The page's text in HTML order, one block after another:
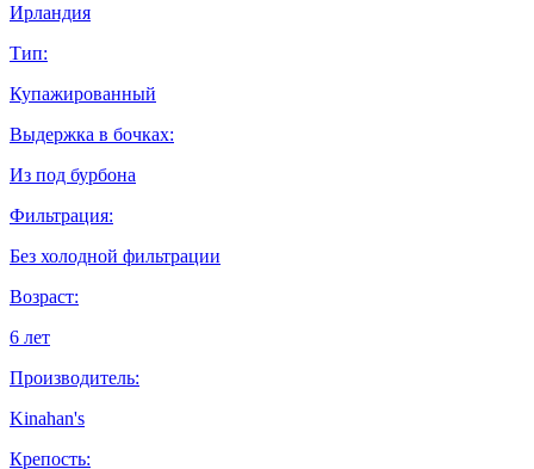
Ирландия
Тип:
Купажированный
Выдержка в бочках:
Из под бурбона
Фильтрация:
Без холодной фильтрации
Возраст:
6 лет
Производитель:
Kinahan's
Крепость: